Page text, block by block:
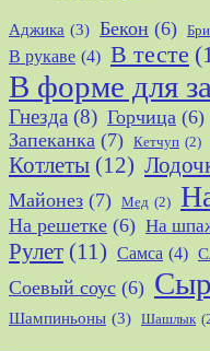
Аджика (3) Бекон (6)
В рукаве (4) В тесте
В форме для
Гнезда (8) Горчица (6)
Запеканка (7) Кетчуп (2)
Котлеты (12)
Майонез (7) Мед (2)
На решетке (6) На
Рулет (11) Самса (4)
Соевый соус (6) Сыр
Шампиньоны (3) Шашлык